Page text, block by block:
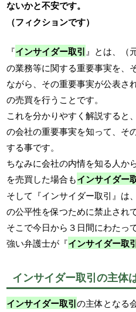
ないかと不安です。
（フィクションです）
『インサイダー取引 』とは、（
の業務等に関する重要事実を、
ながら、その重要事実が公表さ
の売買を行うことです。
これを分かりやすく解説すると
の会社の重要事実を知って、そ
する事です。
ちなみに会社の内情を知る人か
を売買した場合もインサイダー
そして『インサイダー取引』は
の公平性を保つために禁止され
そこで今日から３日間にわたっ
強い弁護士が『インサイダー取
インサイダー取引の主体
インサイダー取引の主体となる